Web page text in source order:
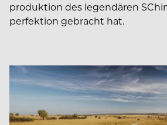
produktion des legendären
perfektion gebracht hat.